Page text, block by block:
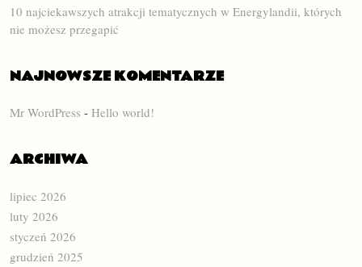
10 najciekawszych atrakcji tematycznych w Energylandii, których
nie możesz przegapić
NAJNOWSZE KOMENTARZE
Mr WordPress - Hello world!
ARCHIWA
lipiec 2026
luty 2026
styczeń 2026
grudzień 2025